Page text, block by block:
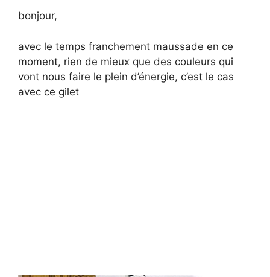
bonjour,
avec le temps franchement maussade en ce
moment, rien de mieux que des couleurs qui
vont nous faire le plein d’énergie, c’est le cas
avec ce gilet